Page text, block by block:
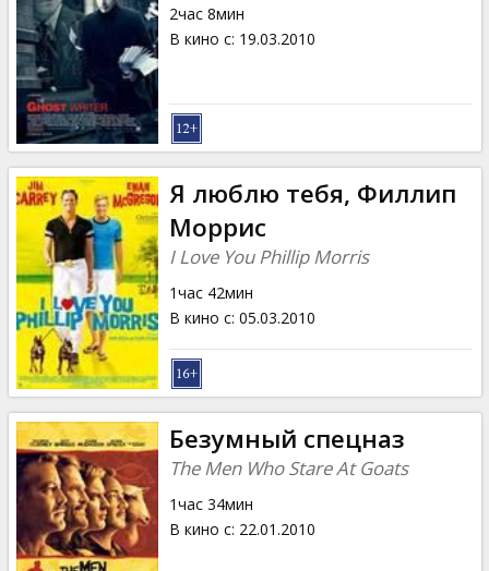
2час 8мин
В кино с: 19.03.2010
Я люблю тебя, Филлип
Моррис
I Love You Phillip Morris
1час 42мин
В кино с: 05.03.2010
Безумный спецназ
The Men Who Stare At Goats
1час 34мин
В кино с: 22.01.2010